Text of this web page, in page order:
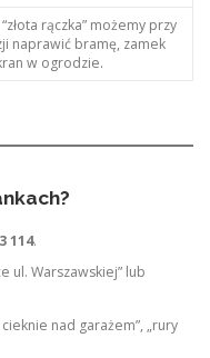
“złota rączka” możemy przy
naprawić bramę, zamek
w ogrodzie.
114.
ul. Warszawskiej” lub
nad garażem”, „rury